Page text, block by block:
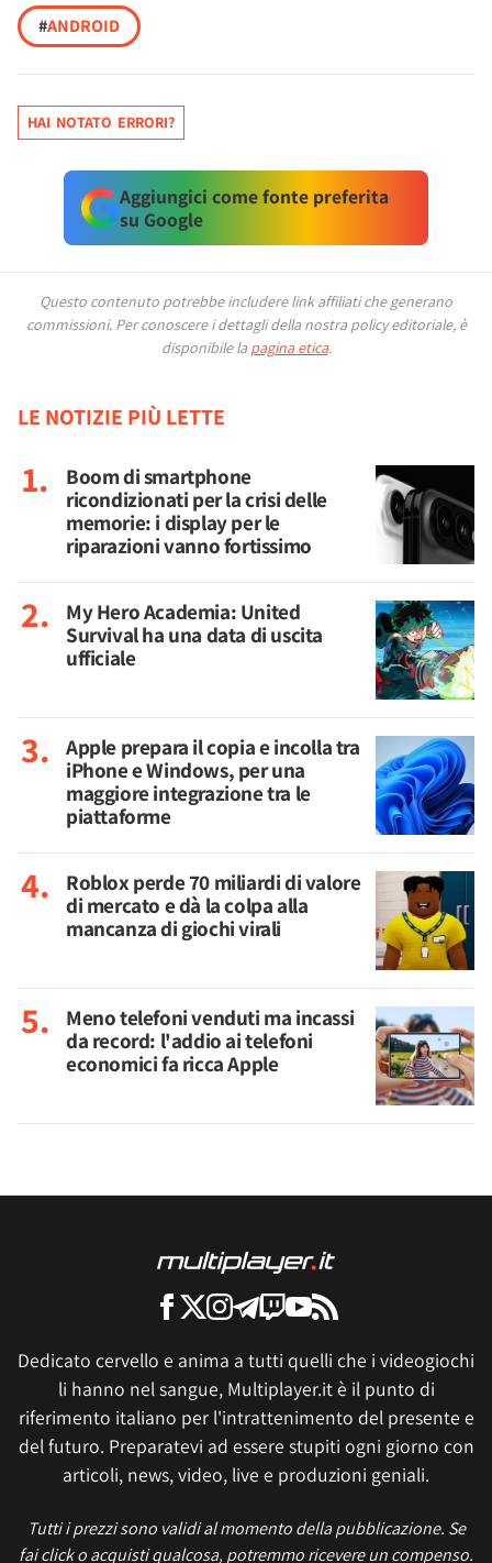
#ANDROID
HAI NOTATO ERRORI?
Aggiungici come fonte preferita
su Google
Questo contenuto potrebbe includere link affiliati che generano
commissioni. Per conoscere i dettagli della nostra policy editoriale, è
disponibile la pagina etica.
LE NOTIZIE PIÙ LETTE
Boom di smartphone
ricondizionati per la crisi delle
memorie: i display per le
riparazioni vanno fortissimo
My Hero Academia: United
Survival ha una data di uscita
ufficiale
Apple prepara il copia e incolla tra
iPhone e Windows, per una
maggiore integrazione tra le
piattaforme
Roblox perde 70 miliardi di valore
di mercato e dà la colpa alla
mancanza di giochi virali
Meno telefoni venduti ma incassi
da record: l'addio ai telefoni
economici fa ricca Apple
Dedicato cervello e anima a tutti quelli che i videogiochi
li hanno nel sangue, Multiplayer.it è il punto di
riferimento italiano per l'intrattenimento del presente e
del futuro. Preparatevi ad essere stupiti ogni giorno con
articoli, news, video, live e produzioni geniali.
Tutti i prezzi sono validi al momento della pubblicazione. Se
fai click o acquisti qualcosa, potremmo ricevere un compenso.